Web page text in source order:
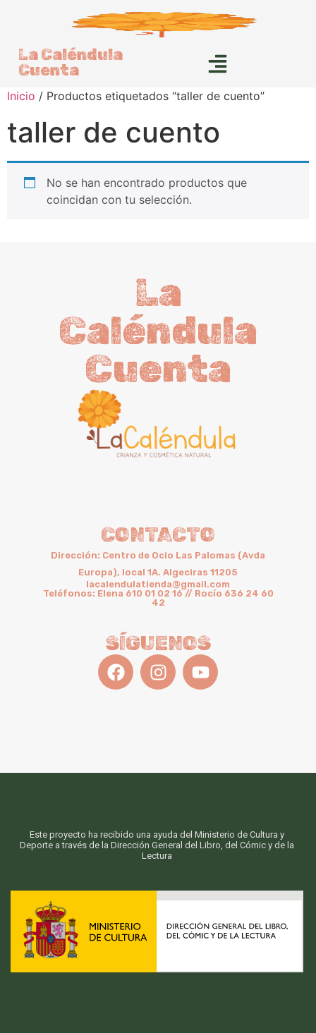
La Caléndula
Cuenta
Inicio / Productos etiquetados “taller de cuento”
taller de cuento
No se han encontrado productos que
coincidan con tu selección.
La
Caléndula
Cuenta
CONTACTO
Dirección: Centro de Ocio Las Palomas (Avda
Europa), local 1A. Algeciras 11205
lacalendulatienda@gmail.com
Teléfonos: Elena 610 01 02 16 // Rocío 636 24 60
42
SÍGUENOS
Este proyecto ha recibido una ayuda del Ministerio de Cultura y
Deporte a través de la Dirección General del Libro, del Cómic y de la
Lectura